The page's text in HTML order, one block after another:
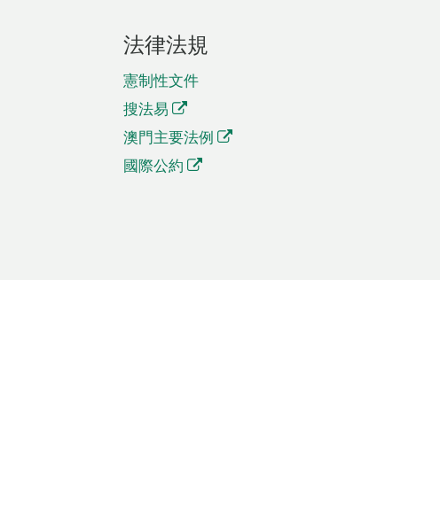
法律法規
憲制性文件
搜法易
澳門主要法例
國際公約